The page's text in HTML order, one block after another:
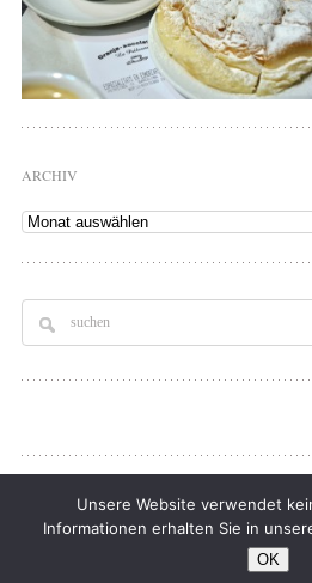
ARCHIV
Archiv
Copyright © 2026Tellerrand. All rights
klaus d. doll| full service webdesign
Unsere Website verwendet
Informationen erhalten Sie in
OK